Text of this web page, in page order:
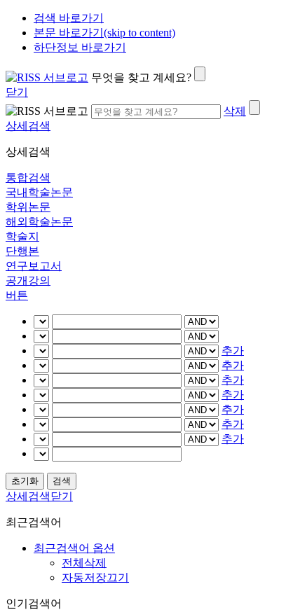
검색 바로가기
본문 바로가기(skip to content)
하단정보 바로가기
무엇을 찾고 계세요?
닫기
삭제
상세검색
상세검색
통합검색
국내학술논문
학위논문
해외학술논문
학술지
단행본
연구보고서
공개강의
버튼
추가
추가
추가
추가
추가
추가
추가
상세검색닫기
최근검색어
최근검색어 옵션
전체삭제
자동저장끄기
인기검색어